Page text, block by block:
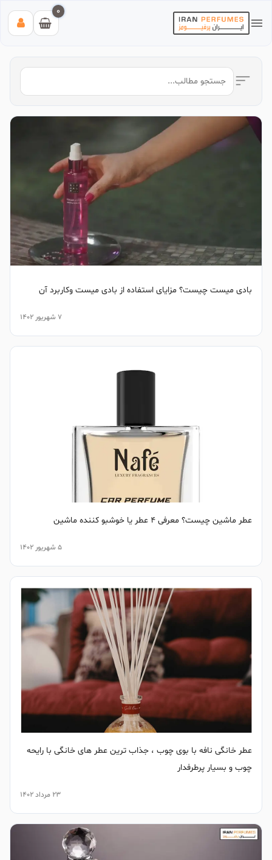
0
بیشترین جستجوی‌های اخیر:
#اینوکتوس پاکورابان #بلک افغان
بادی میست چیست؟ مزایای استفاده از بادی میست وکاربرد آن
7 شهریور 1402
عطر ماشین چیست؟ معرفی 4 عطر یا خوشبو کننده ماشین
5 شهریور 1402
عطر خانگی نافه با بوی چوب ، جذاب ترین عطر های خانگی با رایحه
چوب و بسیار پرطرفدار
23 مرداد 1402